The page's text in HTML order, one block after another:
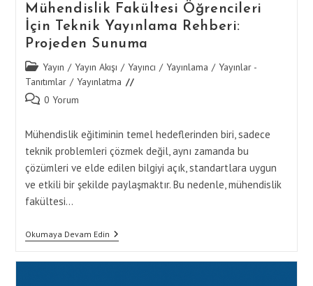
Mühendislik Fakültesi Öğrencileri
İçin Teknik Yayınlama Rehberi:
Projeden Sunuma
Post
category:
Yayın / Yayın Akışı / Yayıncı / Yayınlama / Yayınlar -
Tanıtımlar / Yayınlatma
Post 0 Yorum
Mühendislik eğitiminin temel hedeflerinden biri, sadece
teknik problemleri çözmek değil, aynı zamanda bu
çözümleri ve elde edilen bilgiyi açık, standartlara uygun
ve etkili bir şekilde paylaşmaktır. Bu nedenle, mühendislik
fakültesi…
Okumaya Devam EdinMühendislik
Fakültesi